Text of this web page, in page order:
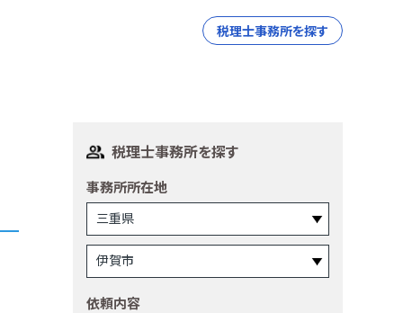
税理士事務所を探す
税理士事務所を探す
事務所所在地
依頼内容